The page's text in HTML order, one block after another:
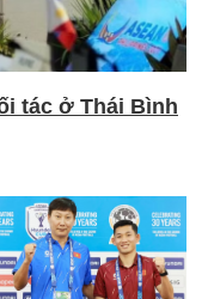
tác ở Thái Bình